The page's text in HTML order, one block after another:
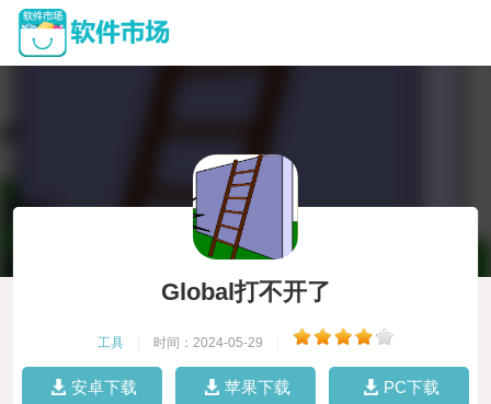
Global打不开了
工具 时间：2024-05-29
安卓下载 苹果下载 PC下载